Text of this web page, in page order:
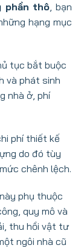
phần thô, bạn
hạng mục
tục bắt buộc
và phát sinh
nhà ở, phí
phí thiết kế
do đó tùy
chênh lệch.
phụ thuộc
quy mô và
thu hồi vật tư
ngôi nhà cũ